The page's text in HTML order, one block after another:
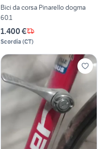
Bici da corsa Pinarello dogma
60.1
1.400 €
Scordia (CT)